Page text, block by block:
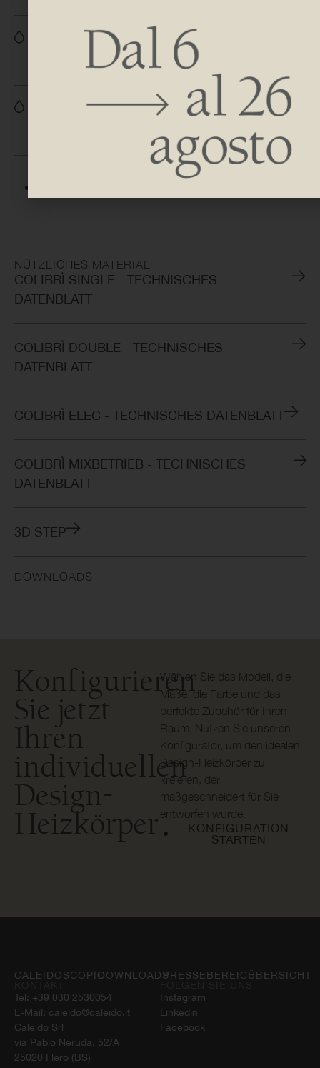
H 792 | 1242 | 1516 | 1816
B 410 | 510 | 610
H 739 | 1207 | 1481 | 1792
B 410 | 510 | 610 | 760
NÜTZLICHES MATERIAL
COLIBRÌ SINGLE - TECHNISCHES
DATENBLATT
COLIBRÌ DOUBLE - TECHNISCHES
DATENBLATT
COLIBRÌ ELEC - TECHNISCHES DATENBLATT
COLIBRÌ MIXBETRIEB - TECHNISCHES
DATENBLATT
3D STEP
DOWNLOADS
Konfigurieren
Sie jetzt
Ihren
individuellen
Design-
Heizkörper
Wählen Sie das Modell, die
Maße, die Farbe und das
perfekte Zubehör für Ihren
Raum. Nutzen Sie unseren
Konfigurator, um den idealen
Design-Heizkörper zu
kreieren, der
maßgeschneidert für Sie
entworfen wurde.
KONFIGURATION
STARTEN
Tel: +39 030 2530054
E-Mail: caleido@caleido.it
Caleido Srl
via Pablo Neruda, 52/A
25020 Flero (BS)
Instagram
Linkedin
Facebook
CALEIDOSCOPIODOWNLOADSPRESSEBEREICHÜBERSICHT